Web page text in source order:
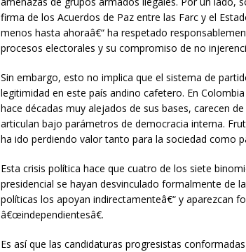
firma de los Acuerdos de Paz entre las Farc y el
menos hasta ahoraâ€“ ha respetado
procesos electorales y su compromiso de no
Sin embargo, esto no implica que el sistema de
legitimidad en este país andino cafetero. En
hace décadas muy alejados de sus bases, carecen
articulan bajo parámetros de democracia interna.
ha ido perdiendo valor tanto para la sociedad como
Esta crisis política hace que cuatro de los siete
presidencial se hayan desvinculado formalmente de
políticas los apoyan indirectamenteâ€“ y aparezcan
â€œindependientesâ€.
Es así que las candidaturas progresistas